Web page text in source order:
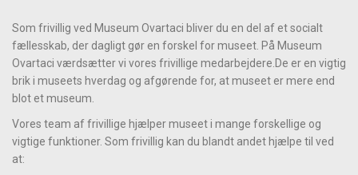
Som frivillig ved Museum Ovartaci bliver du en del af et socialt
fællesskab, der dagligt gør en forskel for museet. På Museum
Ovartaci værdsætter vi vores frivillige medarbejdere.De er en vigtig
brik i museets hverdag og afgørende for, at museet er mere end
blot et museum.
Vores team af frivillige hjælper museet i mange forskellige og
vigtige funktioner. Som frivillig kan du blandt andet hjælpe til ved
at: